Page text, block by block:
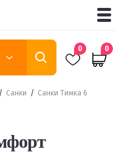
0 0
/ Санки / Санки Тимка 6